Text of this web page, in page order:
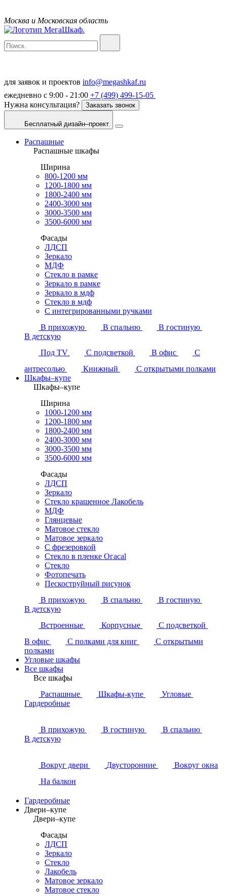
Москва и Московская область
для заявок и проектов info@megashkaf.ru
ежедневно с 9:00 - 21:00 +7 (499) 499-15-05
Нужна консультация?
Заказать звонок
Бесплатный дизайн–проект
Распашные
Распашные шкафы
Ширина
800-1200 мм
1200-1800 мм
1800-2400 мм
2400-3000 мм
3000-3500 мм
3500-6000 мм
Фасады
ЛДСП
Зеркало
МДФ
Стекло в рамке
Зеркало в рамке
Зеркало в мдф
Стекло в мдф
С интегрированными ручками
В прихожую
В спальню
В гостиную
В детскую
Под TV
С подсветкой В офис
С
антресолью
Книжный
С открытыми полками
Шкафы–купе
Шкафы–купе
Ширина
1000-1200 мм
1200-1800 мм
1800-2400 мм
2400-3000 мм
3000-3500 мм
3500-6000 мм
Фасады
ЛДСП
Зеркало
Стекло крашенное Лакобель
МДФ
Глянцевые
Матовое стекло
Матовое зеркало
С фрезеровкой
Стекло в пленке Огасаl
Стекло
Фотопечать
Пескоструйный рисунок
В прихожую
В спальню
В гостиную
В детскую
Встроенные
Корпусные
С подсветкой
В офис
С полками для книг
С открытыми
полками
Угловые шкафы
Все шкафы
Все шкафы
Распашные
Шкафы-купе
Угловые
Гардеробные
В прихожую В гостиную
В спальню
В детскую
Вокруг двери Двусторонние
Вокруг окна
На балкон
Гардеробные
Двери–купе
Двери–купе
Фасады
ЛДСП
Зеркало
Стекло
Лакобель
Матовое зеркало
Матовое стекло